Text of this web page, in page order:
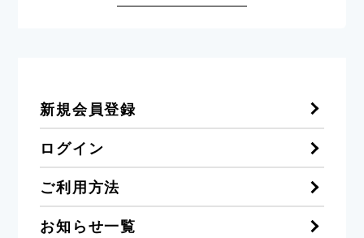
新規会員登録
ログイン
ご利用方法
お知らせ一覧